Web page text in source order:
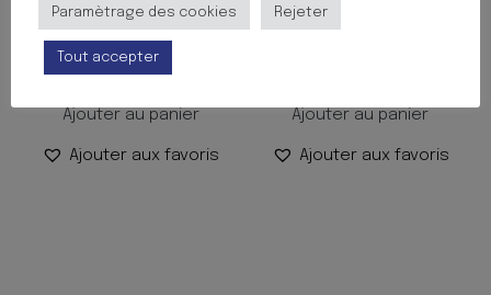
PROTEGE CAHIER 17X22
CUIR NOIR
0.50
Ajouter au panier
Ajouter aux favoris
PROTEGE CAHIER 17X22
CUIR CLEMENTINE
Ajouter au panier
Ajouter aux favoris
Paramètrage des cookies Rejeter
Tout accepter